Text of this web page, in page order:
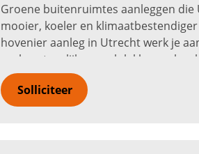
Groene buitenruimtes aanleggen die
mooier, koeler en klimaatbestendiger
hovenier aanleg in Utrecht werk je
zoals natuurlijke speelplekken,
daktuinen, groene gevels, bedrijf...
Solliciteer